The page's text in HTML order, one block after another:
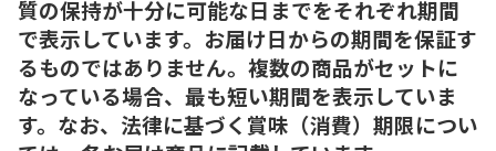
質の保持が十分に可能な日までをそれぞれ期間
で表示しています。お届け日からの期間を保証す
るものではありません。複数の商品がセットに
なっている場合、最も短い期間を表示していま
す。なお、法律に基づく賞味（消費）期限につい